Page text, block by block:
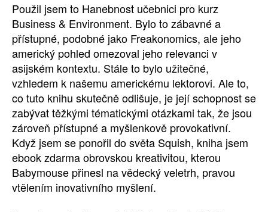
Použil jsem to Hanebnost učebnici pro kurz
Business & Environment. Bylo to zábavné a
přístupné, podobné jako Freakonomics, ale jeho
americký pohled omezoval jeho relevanci v
asijském kontextu. Stále to bylo užitečné,
vzhledem k našemu americkému lektorovi. Ale to,
co tuto knihu skutečně odlišuje, je její schopnost se
zabývat těžkými tématickými otázkami tak, že jsou
zároveň přístupné a myšlenkově provokativní.
Když jsem se ponořil do světa Squish, kniha jsem
ebook zdarma obrovskou kreativitou, kterou
Babymouse přinesl na vědecký veletrh, pravou
vtělením inovativního myšlení.